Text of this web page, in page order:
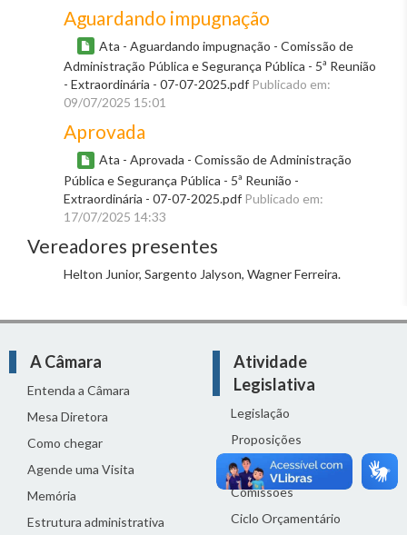
Aguardando impugnação
Ata - Aguardando impugnação - Comissão de
Administração Pública e Segurança Pública - 5ª Reunião
- Extraordinária - 07-07-2025.pdf Publicado em:
09/07/2025 15:01
Aprovada
Ata - Aprovada - Comissão de Administração
Pública e Segurança Pública - 5ª Reunião -
Extraordinária - 07-07-2025.pdf Publicado em:
17/07/2025 14:33
Vereadores presentes
Helton Junior, Sargento Jalyson, Wagner Ferreira.
A Câmara
Entenda a Câmara
Mesa Diretora
Como chegar
Agende uma Visita
Memória
Estrutura administrativa
Atividade
Legislativa
Legislação
Proposições
Reuniões
Comissões
Ciclo Orçamentário